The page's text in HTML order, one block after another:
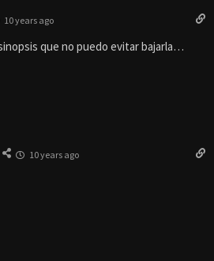
10 years ago
que no puedo evitar bajarla…
10 years ago